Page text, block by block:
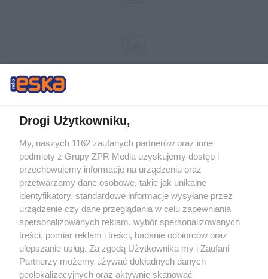
Żaden utwór zamieszczony w serwisie nie może być powielany i
rozpowszechniany lub dalej rozpowszechniany w jakikolwiek sposób (w
tym także elektroniczny lub mechaniczny) na jakimkolwiek polu
eksploatacji w jakiejkolwiek formie, włącznie z umieszczaniem w Internecie
bez pisemnej zgody właściciela praw. Jakiekolwiek użycie lub
wykorzystanie utworów w całości lub w części z naruszeniem prawa, tzn.
bez właściwej zgody, jest zabronione pod groźbą kary i może być ścigane
prawnie.
Drogi Użytkowniku,
My, naszych 1162 zaufanych partnerów oraz inne
podmioty z Grupy ZPR Media uzyskujemy dostęp i
przechowujemy informacje na urządzeniu oraz
przetwarzamy dane osobowe, takie jak unikalne
identyfikatory, standardowe informacje wysyłane przez
urządzenie czy dane przeglądania w celu zapewniania
spersonalizowanych reklam, wybór spersonalizowanych
treści, pomiar reklam i treści, badanie odbiorców oraz
ulepszanie usług. Za zgodą Użytkownika my i Zaufani
Partnerzy możemy używać dokładnych danych
geolokalizacyjnych oraz aktywnie skanować